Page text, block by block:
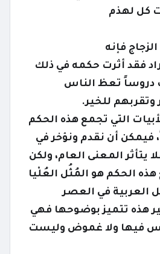
كل لهذم
فإنه
فقد أثرت حكمه في ذلك
دروساً تعظ الناس
للخير.
التي تجمع هذه الحكم
فيمكن أن نقدم ونؤخر في
يتأثر المعنى العام، ولكن
الحكم هو المُثُل العُلْيا
العربية في العصر
هذه تتميز بوضوحها فهي
فيها ولا غموض وليست